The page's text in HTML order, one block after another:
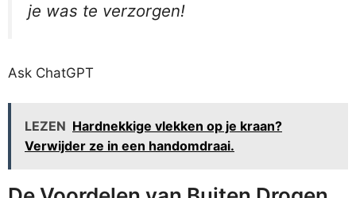
je was te verzorgen!
Ask ChatGPT
LEZEN Hardnekkige vlekken op je kraan?
Verwijder ze in een handomdraai.